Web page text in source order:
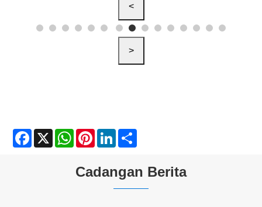
<
>
Facebook
X WhatsAppPinterestLinkedIn
Cadangan Berita